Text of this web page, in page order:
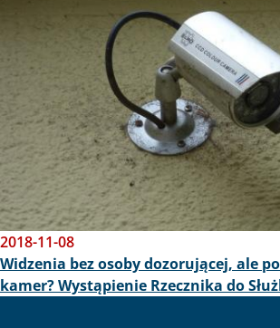
2018-11-08
Widzenia bez osoby dozorującej, ale
kamer? Wystąpienie Rzecznika do